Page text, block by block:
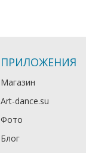
ПРИЛОЖЕНИЯ
Магазин
Art-dance.su
Фото
Блог